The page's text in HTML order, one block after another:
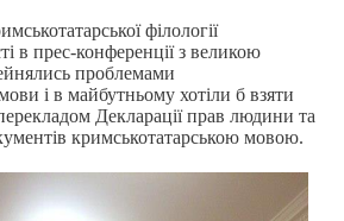
філології
в прес-конференції з великою
проблемами
і в майбутньому хотіли б взяти
Декларації прав людини та
кримськотатарською мовою.